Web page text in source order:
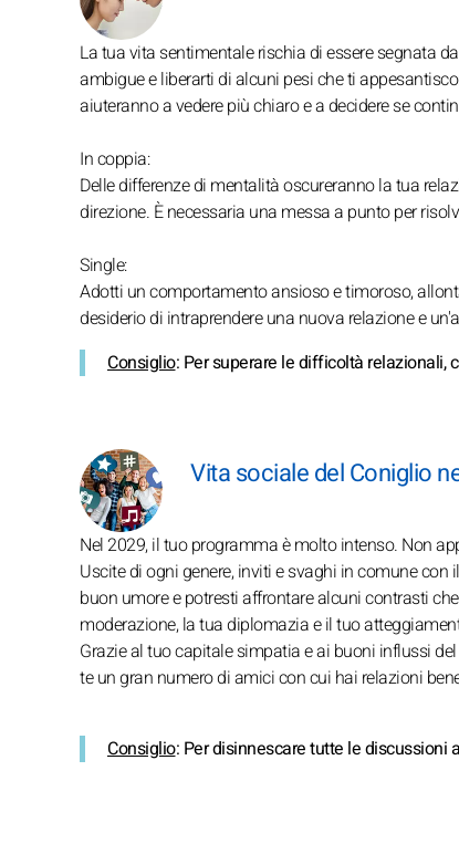
La tua vita sentimentale rischia di essere segnata
ambigue e liberarti di alcuni pesi che ti
aiuteranno a vedere più chiaro e a decidere se
In coppia:
Delle differenze di mentalità oscureranno la tua
direzione. È necessaria una messa a punto per
Single:
Adotti un comportamento ansioso e timoroso,
desiderio di intraprendere una nuova relazione e
Consiglio: Per superare le difficoltà
Vita sociale del Coniglio
Nel 2029, il tuo programma è molto intenso. Non
Uscite di ogni genere, inviti e svaghi in comune
buon umore e potresti affrontare alcuni contrasti
moderazione, la tua diplomazia e il tuo
Grazie al tuo capitale simpatia e ai buoni influssi
te un gran numero di amici con cui hai relazioni
Consiglio: Per disinnescare tutte le